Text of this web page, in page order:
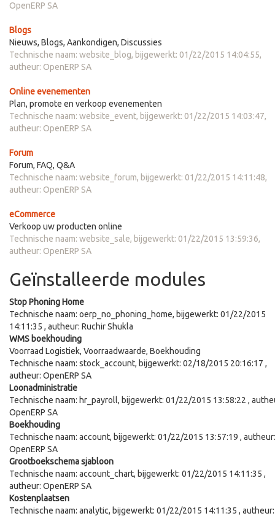
OpenERP SA
Blogs
Nieuws, Blogs, Aankondigen, Discussies
Technische naam: website_blog, bijgewerkt: 01/22/2015 14:04:55,
autheur: OpenERP SA
Online evenementen
Plan, promote en verkoop evenementen
Technische naam: website_event, bijgewerkt: 01/22/2015 14:03:47,
autheur: OpenERP SA
Forum
Forum, FAQ, Q&A
Technische naam: website_forum, bijgewerkt: 01/22/2015 14:11:48,
autheur: OpenERP SA
eCommerce
Verkoop uw producten online
Technische naam: website_sale, bijgewerkt: 01/22/2015 13:59:36,
autheur: OpenERP SA
Geïnstalleerde modules
Stop Phoning Home
Technische naam: oerp_no_phoning_home, bijgewerkt: 01/22/2015
14:11:35 , autheur: Ruchir Shukla
WMS boekhouding
Voorraad Logistiek, Voorraadwaarde, Boekhouding
Technische naam: stock_account, bijgewerkt: 02/18/2015 20:16:17 ,
autheur: OpenERP SA
Loonadministratie
Technische naam: hr_payroll, bijgewerkt: 01/22/2015 13:58:22 ,
OpenERP SA
Boekhouding
Technische naam: account, bijgewerkt: 01/22/2015 13:57:19 , autheur:
OpenERP SA
Grootboekschema sjabloon
Technische naam: account_chart, bijgewerkt: 01/22/2015 14:11:35 ,
autheur: OpenERP SA
Kostenplaatsen
Technische naam: analytic, bijgewerkt: 01/22/2015 14:11:35 , autheur: